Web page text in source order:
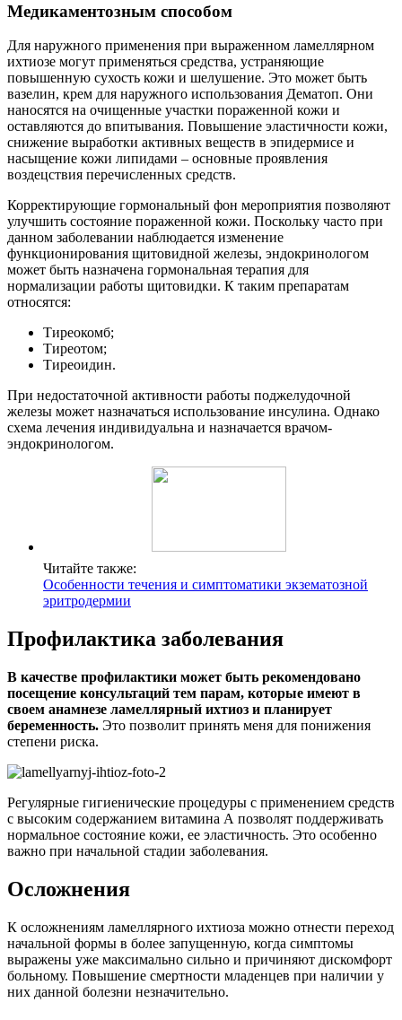
Медикаментозным способом
Для наружного применения при выраженном ламеллярном
ихтиозе могут применяться средства, устраняющие
повышенную сухость кожи и шелушение. Это может быть
вазелин, крем для наружного использования Дематоп. Они
наносятся на очищенные участки пораженной кожи и
оставляются до впитывания. Повышение эластичности кожи,
снижение выработки активных веществ в эпидермисе и
насыщение кожи липидами – основные проявления
воздецствия перечисленных средств.
Корректирующие гормональный фон мероприятия позволяют
улучшить состояние пораженной кожи. Поскольку часто при
данном заболевании наблюдается изменение
функционирования щитовидной железы, эндокринологом
может быть назначена гормональная терапия для
нормализации работы щитовидки. К таким препаратам
относятся:
Тиреокомб;
Тиреотом;
Тиреоидин.
При недостаточной активности работы поджелудочной
железы может назначаться использование инсулина. Однако
схема лечения индивидуальна и назначается врачом-
эндокринологом.
Читайте также:
Особенности течения и симптоматики экзематозной
эритродермии
Профилактика заболевания
В качестве профилактики может быть рекомендовано
посещение консультаций тем парам, которые имеют в
своем анамнезе ламеллярный ихтиоз и планирует
беременность. Это позволит принять меня для понижения
степени риска.
Регулярные гигиенические процедуры с применением средств
с высоким содержанием витамина А позволят поддерживать
нормальное состояние кожи, ее эластичность. Это особенно
важно при начальной стадии заболевания.
Осложнения
К осложнениям ламеллярного ихтиоза можно отнести переход
начальной формы в более запущенную, когда симптомы
выражены уже максимально сильно и причиняют дискомфорт
больному. Повышение смертности младенцев при наличии у
них данной болезни незначительно.